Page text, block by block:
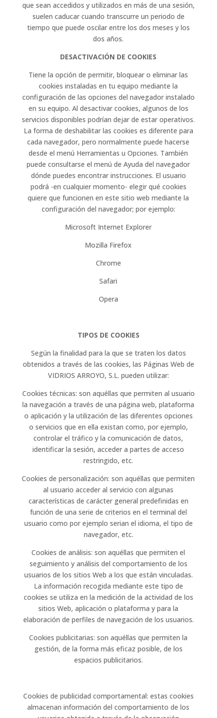
que sean accedidos y utilizados en más de una sesión,
suelen caducar cuando transcurre un periodo de
tiempo que puede oscilar entre los dos meses y los
dos años.
DESACTIVACIÓN DE COOKIES
Tiene la opción de permitir, bloquear o eliminar las
cookies instaladas en tu equipo mediante la
configuración de las opciones del navegador instalado
en su equipo. Al desactivar cookies, algunos de los
servicios disponibles podrían dejar de estar operativos.
La forma de deshabilitar las cookies es diferente para
cada navegador, pero normalmente puede hacerse
desde el menú Herramientas u Opciones. También
puede consultarse el menú de Ayuda del navegador
dónde puedes encontrar instrucciones. El usuario
podrá -en cualquier momento- elegir qué cookies
quiere que funcionen en este sitio web mediante la
configuración del navegador; por ejemplo:
Microsoft Internet Explorer
Mozilla Firefox
Chrome
Safari
Opera
TIPOS DE COOKIES
Según la finalidad para la que se traten los datos
obtenidos a través de las cookies, las Páginas Web de
VIDRIOS ARROYO, S.L. pueden utilizar:
Cookies técnicas: son aquéllas que permiten al usuario
la navegación a través de una página web, plataforma
o aplicación y la utilización de las diferentes opciones
o servicios que en ella existan como, por ejemplo,
controlar el tráfico y la comunicación de datos,
identificar la sesión, acceder a partes de acceso
restringido, etc.
Cookies de personalización: son aquéllas que permiten
al usuario acceder al servicio con algunas
características de carácter general predefinidas en
función de una serie de criterios en el terminal del
usuario como por ejemplo serian el idioma, el tipo de
navegador, etc.
Cookies de análisis: son aquéllas que permiten el
seguimiento y análisis del comportamiento de los
usuarios de los sitios Web a los que están vinculadas.
La información recogida mediante este tipo de
cookies se utiliza en la medición de la actividad de los
sitios Web, aplicación o plataforma y para la
elaboración de perfiles de navegación de los usuarios.
Cookies publicitarias: son aquéllas que permiten la
gestión, de la forma más eficaz posible, de los
espacios publicitarios.
Cookies de publicidad comportamental: estas cookies
almacenan información del comportamiento de los